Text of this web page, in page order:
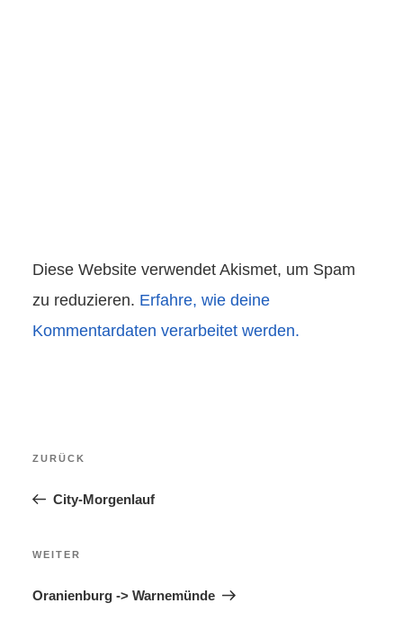
Diese Website verwendet Akismet, um Spam
zu reduzieren. Erfahre, wie deine
Kommentardaten verarbeitet werden.
Vorheriger
ZURÜCK
City-Morgenlauf
Nächster
WEITER
Oranienburg -> Warnemünde